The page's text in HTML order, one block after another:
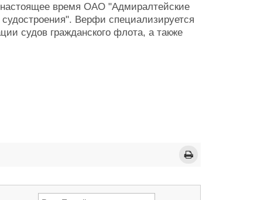
время ОАО "Адмиралтейские
Верфи специализируется
судов гражданского флота, а также